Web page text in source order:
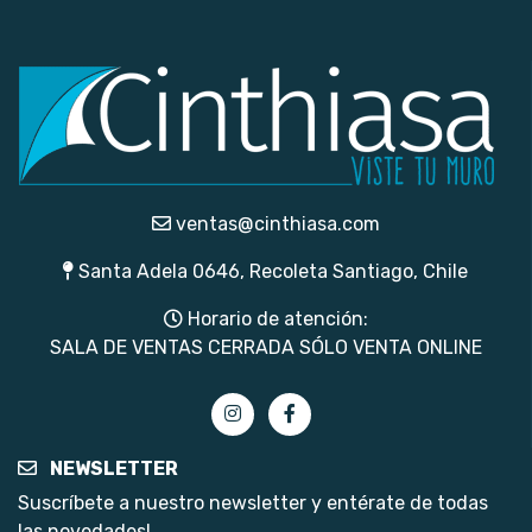
ventas@cinthiasa.com
Santa Adela 0646, Recoleta Santiago, Chile
Horario de atención:
SALA DE VENTAS CERRADA SÓLO VENTA ONLINE
NEWSLETTER
Suscríbete a nuestro newsletter y entérate de todas